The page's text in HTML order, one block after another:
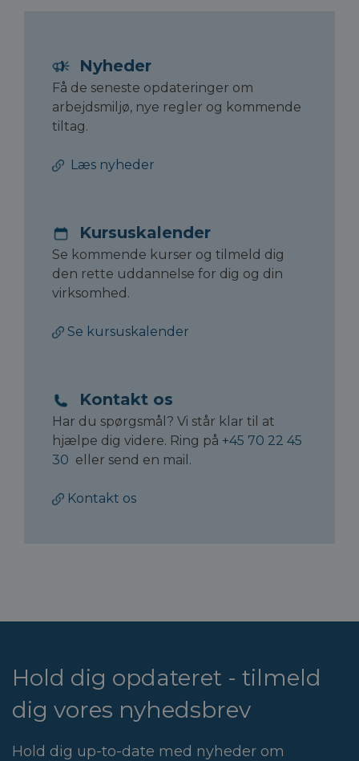
Nyheder
Få de seneste opdateringer om
arbejdsmiljø, nye regler og kommende
tiltag.
Læs nyheder
Kursuskalender
Se kommende kurser og tilmeld dig
den rette uddannelse for dig og din
virksomhed.
Se kursuskalender
Kontakt os
Har du spørgsmål? Vi står klar til at
hjælpe dig videre. Ring på +45 70 22 45
30 eller send en mail.
Kontakt os
Hold dig opdateret - tilmeld
dig vores nyhedsbrev
Hold dig up-to-date med nyheder om